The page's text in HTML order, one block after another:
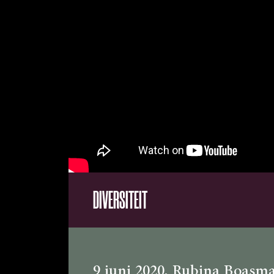
DIVERSITEIT